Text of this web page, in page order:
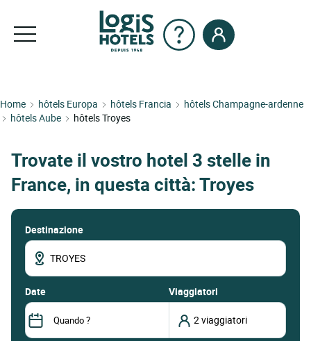
Home hôtels Europa hôtels Francia
hôtels Champagne-ardenne
hôtels Aube
hôtels Troyes
Trovate il vostro hotel 3 stelle in
France, in questa città: Troyes
Destinazione
date Viaggiatori